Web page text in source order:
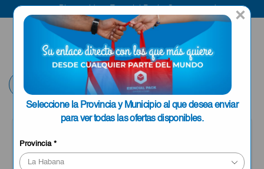
×
Seleccione la Provincia y Municipio al que desea enviar
para ver todas las ofertas disponibles.
Provincia*
ENVIAR A LA
HABANA